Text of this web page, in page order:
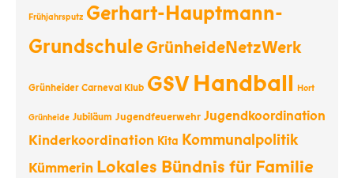
Frühjahrsputz Gerhart-Hauptmann-
GrundschuleGrünheideNetzWerk
Grünheider Carneval Klub GSVHandball Hort
Grünheide Jubiläum Jugendfeuerwehr Jugendkoordination
Kinderkoordination Kita Kommunalpolitik
Kümmerin Lokales Bündnis für Familie